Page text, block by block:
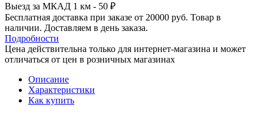
Выезд за МКАД 1 км - 50 ₽
Бесплатная доставка при заказе от 20000 руб. Товар в
наличии. Доставляем в день заказа.
Подробности
Цена действительна только для интернет-магазина и может
отличаться от цен в розничных магазинах
Описание
Характеристики
Как купить